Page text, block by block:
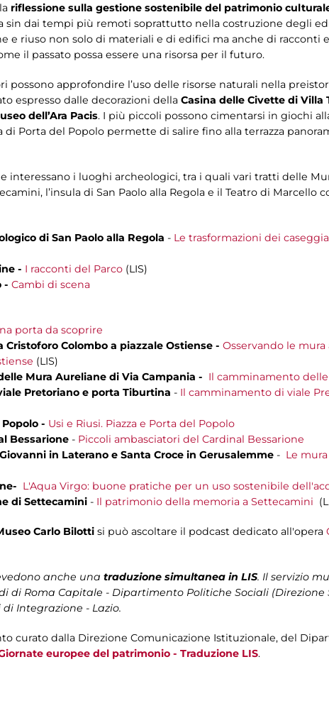
riflessione sulla gestione sostenibile del patrimonio
sin dai tempi più remoti soprattutto nella costruzione degli
e riuso non solo di materiali e di edifici ma anche di racconti
il passato possa essere una risorsa per il futuro.
possono approfondire l’uso delle risorse naturali nella
espresso dalle decorazioni della Casina delle Civette di Villa
dell’Ara Pacis. I più piccoli possono cimentarsi in giochi
Porta del Popolo permette di salire fino alla terrazza
interessano i luoghi archeologici, tra i quali vari tratti delle
l’insula di San Paolo alla Regola e il Teatro di Marcello
di San Paolo alla Regola - Le trasformazioni dei
- I racconti del Parco (LIS)
- Cambi di scena
porta da scoprire
Cristoforo Colombo a piazzale Ostiense - Osservando le
(LIS)
Mura Aureliane di Via Campania - Il camminamento
Pretoriano e porta Tiburtina - Il camminamento di viale
- Usi e Riusi. Piazza e Porta del Popolo
Bessarione - Piccoli ambasciatori del Cardinal Bessarione
in Laterano e Santa Croce in Gerusalemme - Le
L'Aqua Virgo: buone pratiche per un uso sostenibile
di Settecamini - Il patrimonio della memoria a Settecamini
Carlo Bilotti si può ascoltare il podcast dedicato all'opera
anche una traduzione simultanea in LIS. Il servizio
di Roma Capitale - Dipartimento Politiche Sociali
Integrazione - Lazio.
curato dalla Direzione Comunicazione Istituzionale, del
europee del patrimonio - Traduzione LIS.